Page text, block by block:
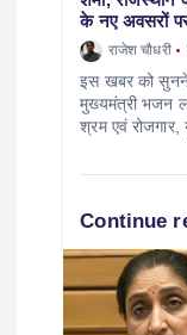
के नए अवसरों पर
राजेश चौधरी
इस खबर को
मुख्यमंत्री भजन
श्रम एवं
Continue